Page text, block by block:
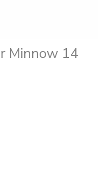
Minnow 14